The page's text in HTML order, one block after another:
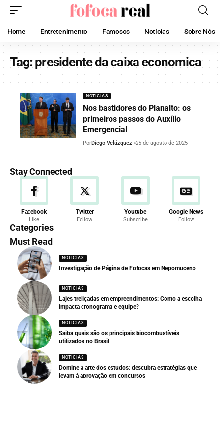
Home Entretenimento Famosos Notícias Sobre Nós
Tag:presidente da caixa economica
NOTÍCIAS
Nos bastidores do Planalto: os
primeiros passos do Auxílio
Emergencial
PorDiego Velázquez 25 de agosto de 2025
Stay Connected
Facebook
Like
Twitter
Follow
Youtube
Subscribe
Google News
Follow
Categories
Must Read
NOTÍCIAS
Investigação de Página de Fofocas em Nepomuceno
NOTÍCIAS
Lajes treliçadas em empreendimentos: Como a escolha
impacta cronograma e equipe?
NOTÍCIAS
Saiba quais são os principais biocombustíveis
utilizados no Brasil
NOTÍCIAS
Domine a arte dos estudos: descubra estratégias que
levam à aprovação em concursos